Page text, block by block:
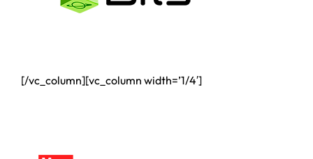
[/vc_column][vc_column width=’1/4′]